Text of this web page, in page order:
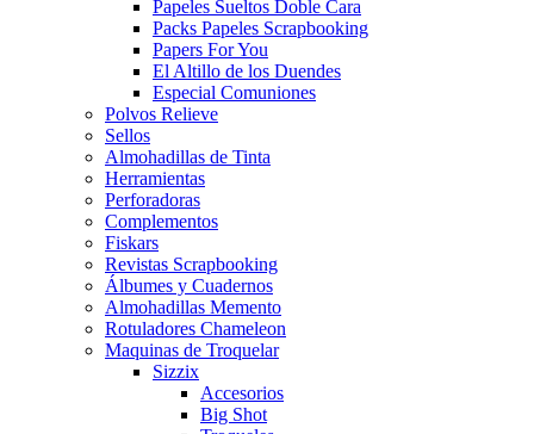
Papeles Sueltos Doble Cara
Packs Papeles Scrapbooking
Papers For You
El Altillo de los Duendes
Especial Comuniones
Polvos Relieve
Sellos
Almohadillas de Tinta
Herramientas
Perforadoras
Complementos
Fiskars
Revistas Scrapbooking
Álbumes y Cuadernos
Almohadillas Memento
Rotuladores Chameleon
Maquinas de Troquelar
Sizzix
Accesorios
Big Shot